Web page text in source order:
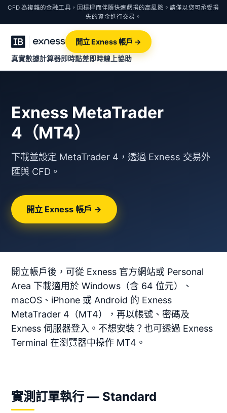
CFD 為複雜的金融工具，因槓桿而伴隨快速虧損的高風險。請僅以您可承受損
失的資金進行交易。
真實數據計算器即時點差即時線上協助
開立 Exness 帳戶 →
Exness MetaTrader
4（MT4）
下載並設定 MetaTrader 4，透過 Exness 交易外
匯與 CFD。
開立 Exness 帳戶 →
開立帳戶後，可從 Exness 官方網站或 Personal
Area 下載適用於 Windows（含 64 位元）、
macOS、iPhone 或 Android 的 Exness
MetaTrader 4（MT4），再以帳號、密碼及
Exness 伺服器登入。不想安裝？也可透過 Exness
Terminal 在瀏覽器中操作 MT4。
實測訂單執行 — Standard